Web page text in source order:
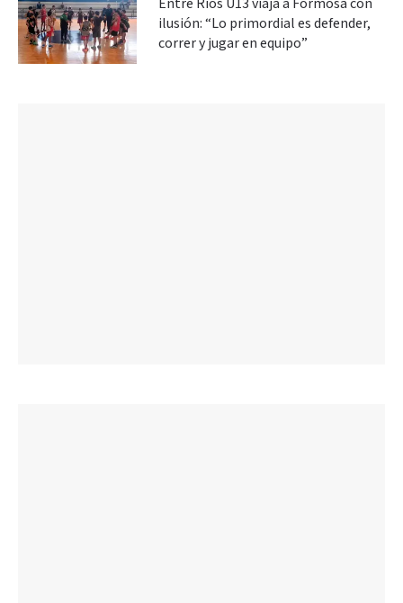
Entre Ríos U13 viaja a Formosa con
ilusión: “Lo primordial es defender,
correr y jugar en equipo”